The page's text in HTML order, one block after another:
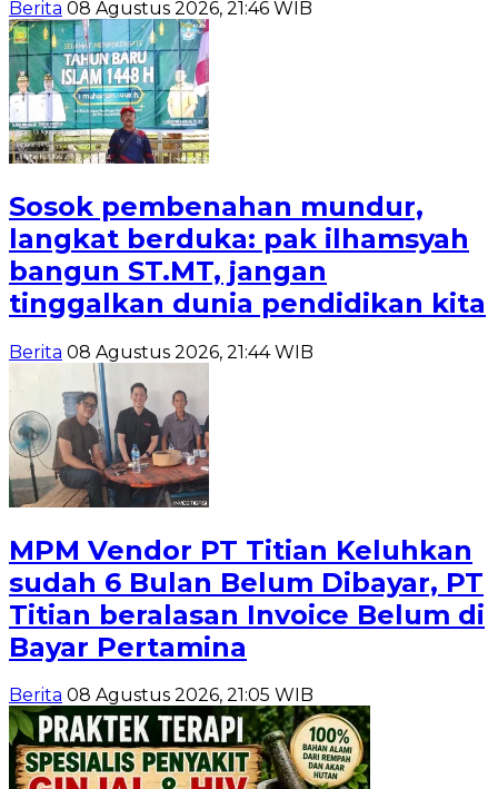
Berita 08 Agustus 2026, 21:46 WIB
Sosok pembenahan mundur,
langkat berduka: pak ilhamsyah
bangun ST.MT, jangan
tinggalkan dunia pendidikan kita
Berita 08 Agustus 2026, 21:44 WIB
MPM Vendor PT Titian Keluhkan
sudah 6 Bulan Belum Dibayar, PT
Titian beralasan Invoice Belum di
Bayar Pertamina
Berita 08 Agustus 2026, 21:05 WIB